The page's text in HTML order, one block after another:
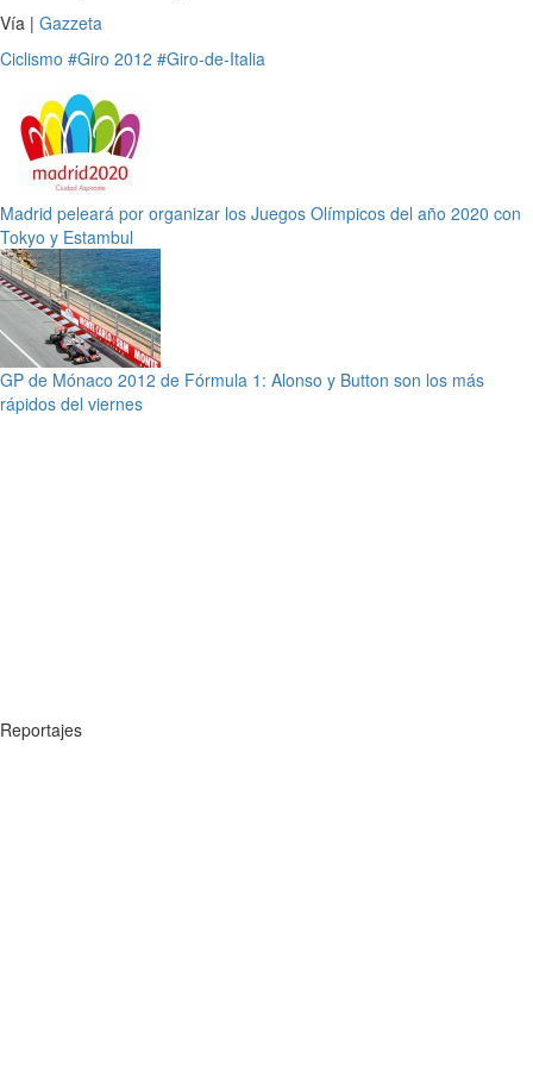
Vía | Gazzeta
Ciclismo #Giro 2012 #Giro-de-Italia
Madrid peleará por organizar los Juegos Olímpicos del año 2020 con
Tokyo y Estambul
GP de Mónaco 2012 de Fórmula 1: Alonso y Button son los más
rápidos del viernes
Reportajes